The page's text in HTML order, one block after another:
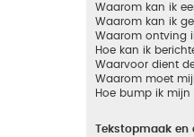
Waarom kan ik
Waarom kan ik
Waarom ontving
Hoe kan ik
Waarvoor dient
Waarom moet
Hoe bump ik mijn
Tekstopmaak